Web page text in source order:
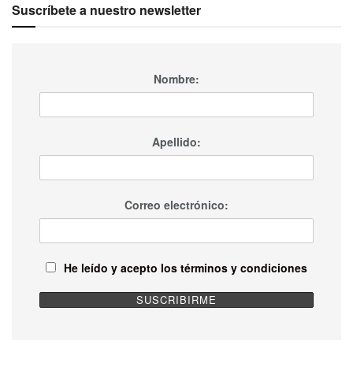
Suscríbete a nuestro newsletter
Nombre:
Apellido:
Correo electrónico:
He leído y acepto los términos y condiciones